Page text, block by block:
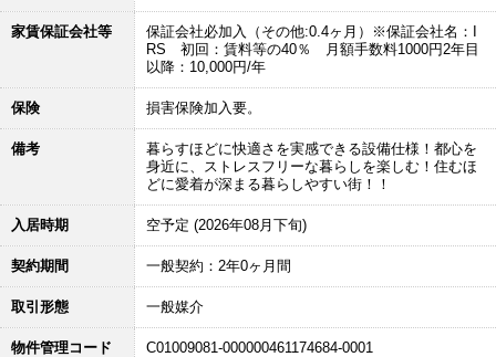
家賃保証会社等
保証会社必加入（その他:0.4ヶ月）※保証会社名：I
RS 初回：賃料等の40％ 月額手数料1000円2年目
以降：10,000円/年
保険 損害保険加入要。
備考
暮らすほどに快適さを実感できる設備仕様！都心を
身近に、ストレスフリーな暮らしを楽しむ！住むほ
どに愛着が深まる暮らしやすい街！！
入居時期 空予定 (2026年08月下旬)
契約期間 一般契約：2年0ヶ月間
取引形態 一般媒介
物件管理コード C01009081-000000461174684-0001